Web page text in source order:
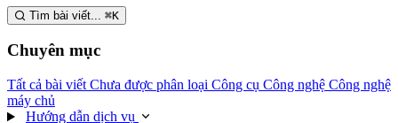
Tìm bài viết... ⌘K
Chuyên mục
Tất cả bài viết Chưa được phân loại Công cụ Công nghệ Công nghệ
máy chủ
Hướng dẫn dịch vụ